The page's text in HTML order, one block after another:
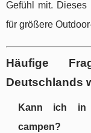
Gefühl mit. Dieses
für größere
Häufige
Deutschlands
Kann ich in
campen?